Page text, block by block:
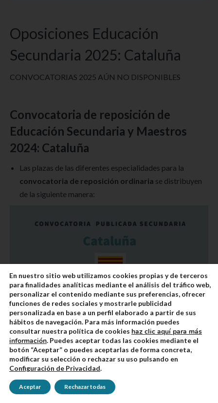
Oposiciones Educación
Secundaria 2025: Cataluña
CONVOCATORIAS 2025 AÚN NO DISPONIBLES
Convocatoria de reposición de
Educación Secundaria y Maestros
2024: Cataluña
Las plazas de las diferentes especialidades para la
convocatoria de reposición ordinaria se distribuyen
de la siguiente manera:
En nuestro sitio web utilizamos cookies propias y de terceros
para finalidades analíticas mediante el análisis del tráfico web,
personalizar el contenido mediante sus preferencias, ofrecer
funciones de redes sociales y mostrarle publicidad
personalizada en base a un perfil elaborado a partir de sus
hábitos de navegación. Para más información puedes
consultar nuestra política de cookies haz clic aquí para más
información. Puedes aceptar todas las cookies mediante el
botón “Aceptar” o puedes aceptarlas de forma concreta,
modificar su selección o rechazar su uso pulsando en
Configuración de Privacidad.
Aceptar Rechazar todas
Valoración en google
4.7